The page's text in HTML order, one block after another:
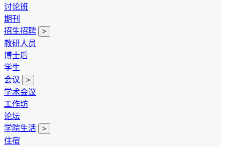
讨论班
期刊
招生招聘
>
教研人员
博士后
学生
会议
>
学术会议
工作坊
论坛
学院生活
>
住宿